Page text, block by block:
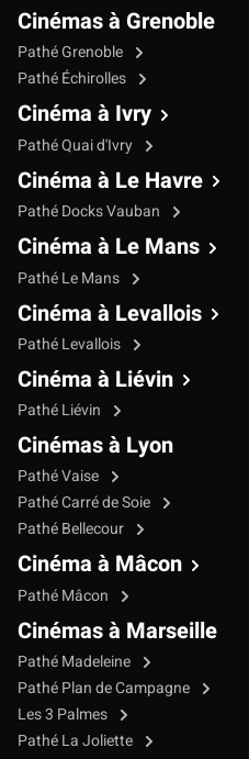
Cinémas à Grenoble
Pathé Grenoble
Pathé Échirolles
Cinéma à Ivry
Pathé Quai d'Ivry
Cinéma à Le Havre
Pathé Docks Vauban
Cinéma à Le Mans
Pathé Le Mans
Cinéma à Levallois
Pathé Levallois
Cinéma à Liévin
Pathé Liévin
Cinémas à Lyon
Pathé Vaise
Pathé Carré de Soie
Pathé Bellecour
Cinéma à Mâcon
Pathé Mâcon
Cinémas à Marseille
Pathé Madeleine
Pathé Plan de Campagne
Les 3 Palmes
Pathé La Joliette